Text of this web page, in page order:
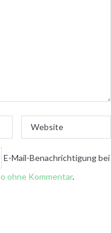
Website
E-Mail-Benachrichtigung bei
ohne Kommentar.